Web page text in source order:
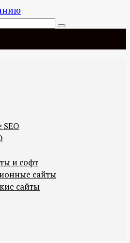
и софт
сайты
сайты